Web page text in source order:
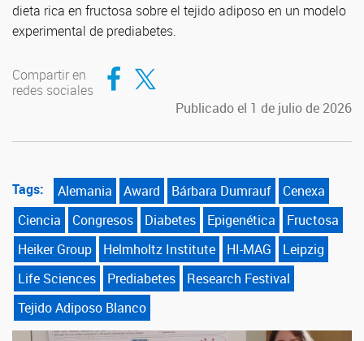
dieta rica en fructosa sobre el tejido adiposo en un modelo
experimental de prediabetes.
Compartir en
redes sociales
Compartir en Facebook
Compartir en Twitter
Publicado el 1 de julio de 2026
Tags: Alemania Award Bárbara Dumrauf
Cenexa
Ciencia
Congresos Diabetes Epigenética
Fructosa
Heiker Group
Helmholtz Institute HI-MAG
Leipzig
Life Sciences
Prediabetes
Research Festival
Tejido Adiposo Blanco